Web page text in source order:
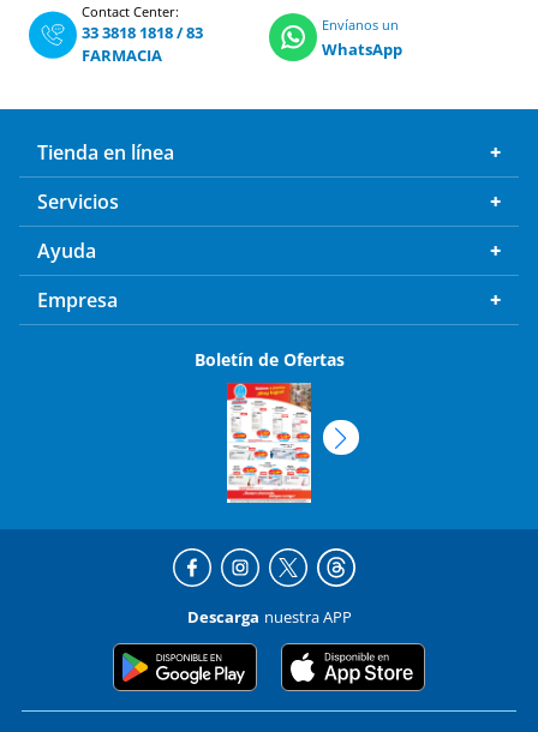
Contact Center:
33 3818 1818/83
FARMACIA
Envíanos un
WhatsApp
Tienda en línea
Servicios
Ayuda
Empresa
Boletín de Ofertas
Descarga nuestra APP